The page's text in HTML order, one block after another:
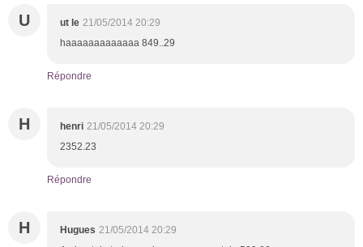
U ut le 21/05/2014 20:29
haaaaaaaaaaaaa 849..29
Répondre
H henri 21/05/2014 20:29
2352.23
Répondre
H Hugues 21/05/2014 20:29